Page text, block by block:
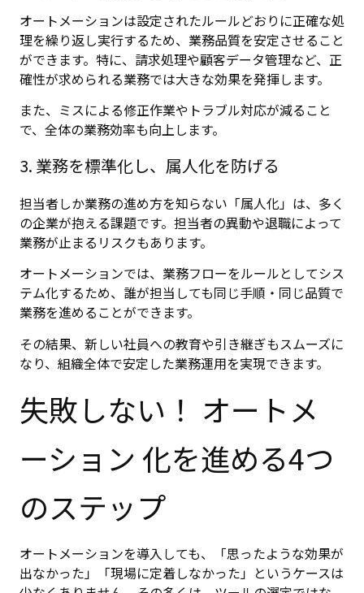
オートメーションは設定されたルールどおりに正確な処
理を繰り返し実行するため、業務品質を安定させること
ができます。特に、請求処理や顧客データ管理など、正
確性が求められる業務では大きな効果を発揮します。
また、ミスによる修正作業やトラブル対応が減ること
で、全体の業務効率も向上します。
3. 業務を標準化し、属人化を防げる
担当者しか業務の進め方を知らない「属人化」は、多く
の企業が抱える課題です。担当者の異動や退職によって
業務が止まるリスクもあります。
オートメーションでは、業務フローをルールとしてシス
テム化するため、誰が担当しても同じ手順・同じ品質で
業務を進めることができます。
その結果、新しい社員への教育や引き継ぎもスムーズに
なり、組織全体で安定した業務運用を実現できます。
失敗しない！ オートメ
ーション 化を進める4つ
のステップ
オートメーションを導入しても、「思ったような効果が
出なかった」「現場に定着しなかった」というケースは